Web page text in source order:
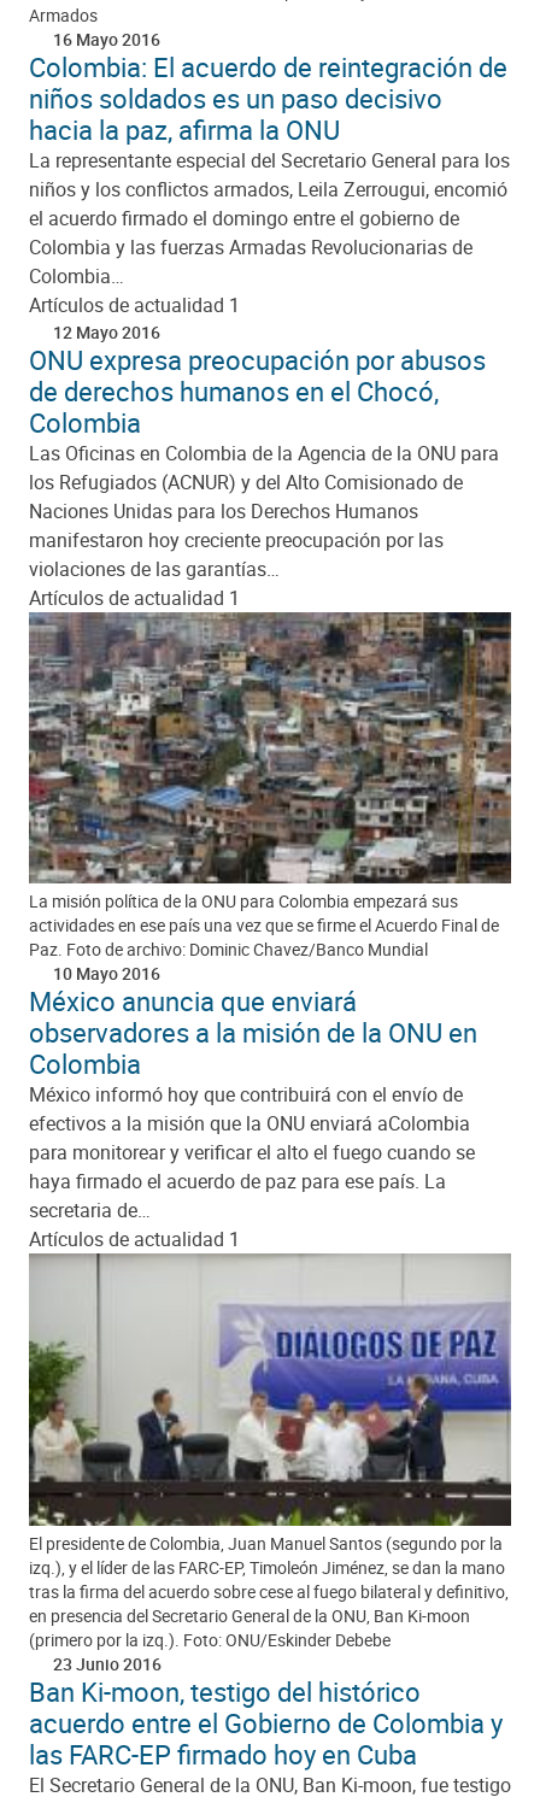
Armados
16 Mayo 2016
Colombia: El acuerdo de reintegración de
niños soldados es un paso decisivo
hacia la paz, afirma la ONU
La representante especial del Secretario General para los
niños y los conflictos armados, Leila Zerrougui, encomió
el acuerdo firmado el domingo entre el gobierno de
Colombia y las fuerzas Armadas Revolucionarias de
Colombia…
Artículos de actualidad 1
12 Mayo 2016
ONU expresa preocupación por abusos
de derechos humanos en el Chocó,
Colombia
Las Oficinas en Colombia de la Agencia de la ONU para
los Refugiados (ACNUR) y del Alto Comisionado de
Naciones Unidas para los Derechos Humanos
manifestaron hoy creciente preocupación por las
violaciones de las garantías…
Artículos de actualidad 1
La misión política de la ONU para Colombia empezará sus
actividades en ese país una vez que se firme el Acuerdo Final de
Paz. Foto de archivo: Dominic Chavez/Banco Mundial
10 Mayo 2016
México anuncia que enviará
observadores a la misión de la ONU en
Colombia
México informó hoy que contribuirá con el envío de
efectivos a la misión que la ONU enviará aColombia
para monitorear y verificar el alto el fuego cuando se
haya firmado el acuerdo de paz para ese país. La
secretaria de…
Artículos de actualidad 1
El presidente de Colombia, Juan Manuel Santos (segundo por la
izq.), y el líder de las FARC-EP, Timoleón Jiménez, se dan la mano
tras la firma del acuerdo sobre cese al fuego bilateral y definitivo,
en presencia del Secretario General de la ONU, Ban Ki-moon
(primero por la izq.). Foto: ONU/Eskinder Debebe
23 Junio 2016
Ban Ki-moon, testigo del histórico
acuerdo entre el Gobierno de Colombia y
las FARC-EP firmado hoy en Cuba
El Secretario General de la ONU, Ban Ki-moon, fue testigo